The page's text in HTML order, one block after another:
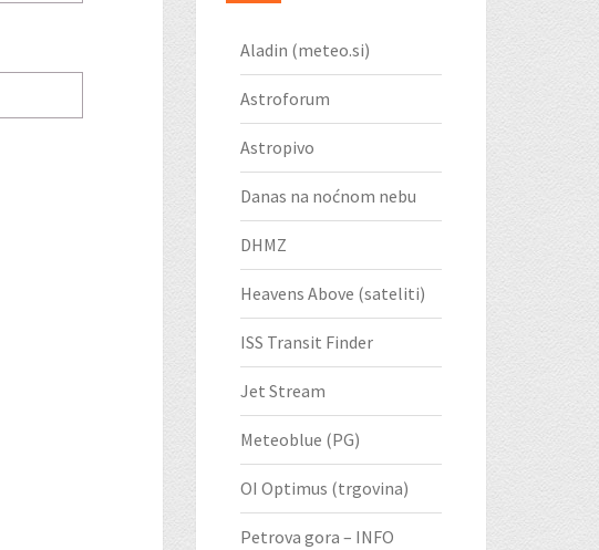
Aladin (meteo.si)
Astroforum
Astropivo
Danas na noćnom nebu
DHMZ
Heavens Above (sateliti)
ISS Transit Finder
Jet Stream
Meteoblue (PG)
OI Optimus (trgovina)
Petrova gora – INFO